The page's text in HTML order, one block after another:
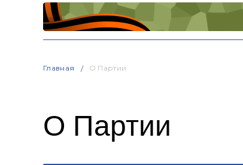
Главная О Партии
О Партии